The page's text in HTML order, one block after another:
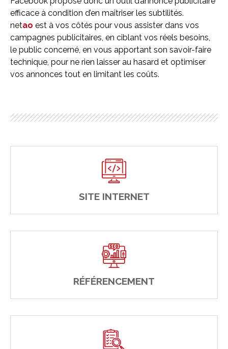
efficace à condition d’en maîtriser les subtilités.
netao est à vos côtés pour vous assister dans vos
campagnes publicitaires, en ciblant vos réels besoins,
le public concerné, en vous apportant son savoir-faire
technique, pour ne rien laisser au hasard et optimiser
vos annonces tout en limitant les coûts.
SITE INTERNET
RÉFÉRENCEMENT